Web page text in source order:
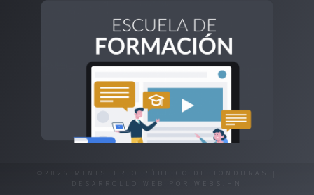
©2026 MINISTERIO PÚBLICO DE HONDURAS |
DESARROLLO WEB POR
WEBS.HN